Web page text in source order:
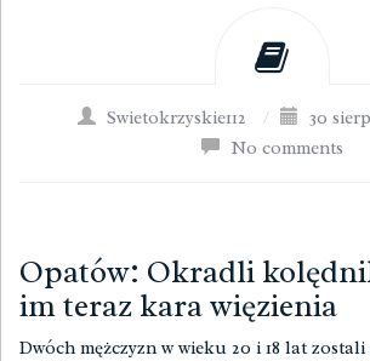
Swietokrzyskie112 / 30
No comments
Opatów: Okradli
im teraz kara więzienia
Dwóch mężczyzn w wieku 20 i 18 lat